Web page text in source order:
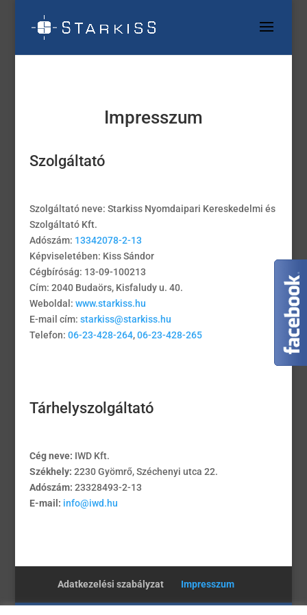
Impresszum
Szolgáltató
Szolgáltató neve: Starkiss Nyomdaipari Kereskedelmi és
Szolgáltató Kft.
Adószám: 13342078-2-13
Képviseletében: Kiss Sándor
Cégbíróság: 13-09-100213
Cím: 2040 Budaörs, Kisfaludy u. 40.
Weboldal: www.starkiss.hu
E-mail cím: starkiss@starkiss.hu
Telefon: 06-23-428-264,06-23-428-265
Tárhelyszolgáltató
Cég neve: IWD Kft.
Székhely: 2230 Gyömrő, Széchenyi utca 22.
Adószám: 23328493-2-13
E-mail: info@iwd.hu
Adatkezelési szabályzat Impresszum